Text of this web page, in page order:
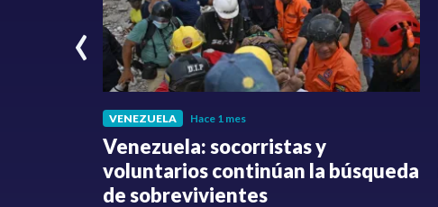
VENEZUELA Hace 1 mes
Venezuela: socorristas y
voluntarios continúan la búsqueda
de sobrevivientes
‹